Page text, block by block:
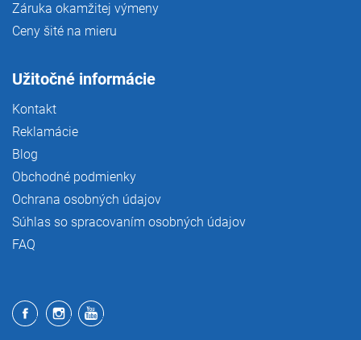
Záruka okamžitej výmeny
Ceny šité na mieru
Užitočné informácie
Kontakt
Reklamácie
Blog
Obchodné podmienky
Ochrana osobných údajov
Súhlas so spracovaním osobných údajov
FAQ